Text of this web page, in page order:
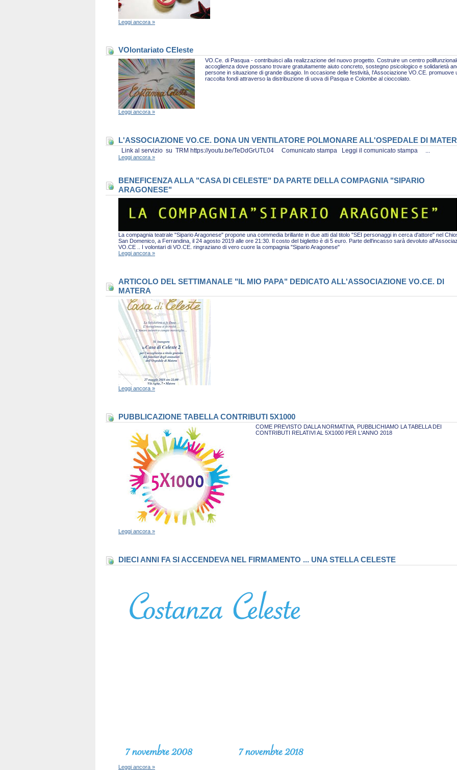
Leggi ancora »
VOlontariato CEleste
VO.Ce. di Pasqua - contribuisci alla realizzazione del nuovo progetto. Costruire un centro
accoglienza dove possano trovare gratuitamente aiuto concreto, sostegno psicologico e solidarietà
persone in situazione di grande disagio. In occasione delle festività, l'Associazione VO.CE. promuove
raccolta fondi attraverso la distribuzione di uova di Pasqua e Colombe al cioccolato.
Leggi ancora »
L'ASSOCIAZIONE VO.CE. DONA UN VENTILATORE POLMONARE ALL'OSPEDALE DI
Link al servizio su TRM https://youtu.be/TeDdGrUTL04 Comunicato stampa Leggi il comunicato stampa ...
Leggi ancora »
BENEFICENZA ALLA "CASA DI CELESTE" DA PARTE DELLA COMPAGNIA "SIPARIO
ARAGONESE"
La compagnia teatrale "Sipario Aragonese" propone una commedia brillante in due atti dal titolo "SEI personaggi in cerca d'attore" nel
San Domenico, a Ferrandina, il 24 agosto 2019 alle ore 21:30. Il costo del biglietto è di 5 euro. Parte dell'incasso sarà devoluto
VO.CE .. I volontari di VO.CE. ringraziano di vero cuore la compagnia "Sipario Aragonese"
Leggi ancora »
ARTICOLO DEL SETTIMANALE "IL MIO PAPA" DEDICATO ALL'ASSOCIAZIONE VO.CE. DI
MATERA
Leggi ancora »
PUBBLICAZIONE TABELLA CONTRIBUTI 5X1000
COME PREVISTO DALLA NORMATIVA, PUBBLICHIAMO LA TABELLA DEI
CONTRIBUTI RELATIVI AL 5X1000 PER L'ANNO 2018
Leggi ancora »
DIECI ANNI FA SI ACCENDEVA NEL FIRMAMENTO ... UNA STELLA CELESTE
Leggi ancora »